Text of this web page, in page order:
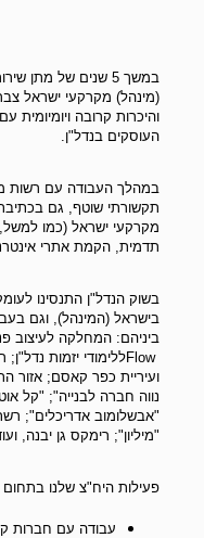
במשך 5 שנים של מתן
(מינהל) מקרקעי ישראל
והיכרות קרובה
העוסקים בנדל"ן.
במהלך העבודה עם רשות
תקשורתי שוטף, גם בכתיבת
מקרקעי ישראל (כמו למשל,
תדמית, הקמת אתרי
בשוק הנדל"ן התנסינו
בישראל (המינהל), וגם
ביניהם: המחלקה לעיצוב
Flowללימודי יזמות
ועיריית כפר קאסם; אזור
נווה חברה לבנייה"; "קל
"אבשלומוב אדריכלים";
"מיליון"; רימקס גן יבנה,
פעילות היח"צ שלנו בתחום
עבודה עם חברות